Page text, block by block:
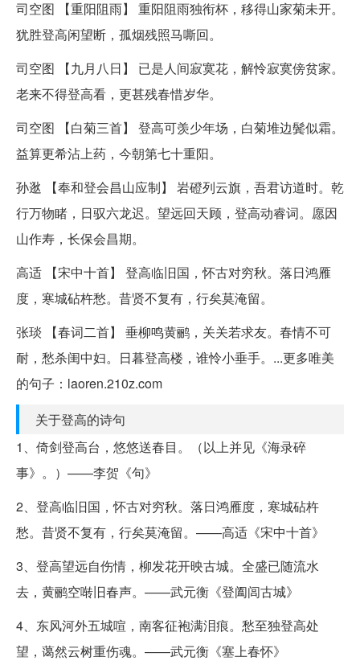
司空图 【重阳阻雨】 重阳阻雨独衔杯，移得山家菊未开。
犹胜登高闲望断，孤烟残照马嘶回。
司空图 【九月八日】 已是人间寂寞花，解怜寂寞傍贫家。
老来不得登高看，更甚残春惜岁华。
司空图 【白菊三首】 登高可羡少年场，白菊堆边鬓似霜。
益算更希沾上药，今朝第七十重阳。
孙逖 【奉和登会昌山应制】 岩磴列云旗，吾君访道时。乾
行万物睹，日驭六龙迟。望远回天顾，登高动睿词。愿因
山作寿，长保会昌期。
高适 【宋中十首】 登高临旧国，怀古对穷秋。落日鸿雁
度，寒城砧杵愁。昔贤不复有，行矣莫淹留。
张琰 【春词二首】 垂柳鸣黄鹂，关关若求友。春情不可
耐，愁杀闺中妇。日暮登高楼，谁怜小垂手。...更多唯美
的句子：laoren.210z.com
关于登高的诗句
1、倚剑登高台，悠悠送春目。（以上并见《海录碎
事》。）——李贺《句》
2、登高临旧国，怀古对穷秋。落日鸿雁度，寒城砧杵
愁。昔贤不复有，行矣莫淹留。——高适《宋中十首》
3、登高望远自伤情，柳发花开映古城。全盛已随流水
去，黄鹂空啭旧春声。——武元衡《登阖闾古城》
4、东风河外五城喧，南客征袍满泪痕。愁至独登高处
望，蔼然云树重伤魂。——武元衡《塞上春怀》